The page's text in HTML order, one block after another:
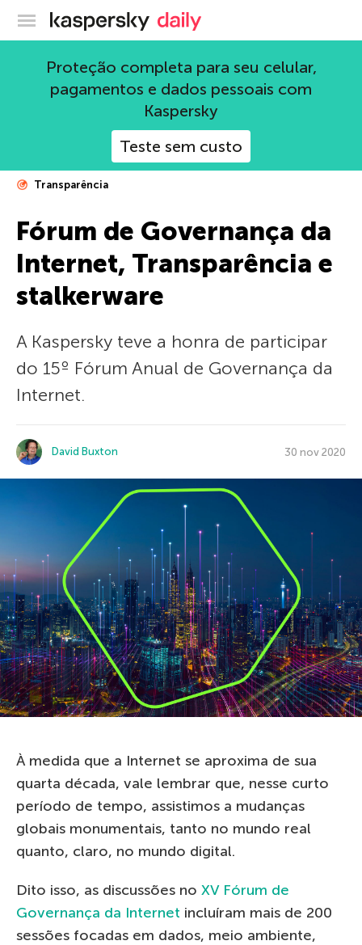
Blog oficial da Kaspersky
Proteção completa para seu celular,
pagamentos e dados pessoais com
Kaspersky
Teste sem custo
Transparência
Fórum de Governança da
Internet, Transparência e
stalkerware
A Kaspersky teve a honra de participar
do 15º Fórum Anual de Governança da
Internet.
David Buxton 30 nov 2020
À medida que a Internet se aproxima de sua
quarta década, vale lembrar que, nesse curto
período de tempo, assistimos a mudanças
globais monumentais, tanto no mundo real
quanto, claro, no mundo digital.
Dito isso, as discussões no XV Fórum de
Governança da Internet incluíram mais de 200
sessões focadas em dados, meio ambiente,